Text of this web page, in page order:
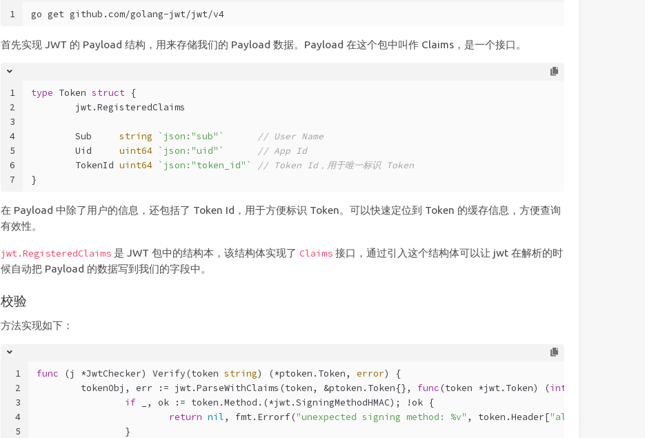
1 go get github.com/golang-jwt/jwt/v4
首先实现 JWT 的 Payload 结构，用来存储我们的 Payload 数据。Payload 在这个包中叫作 Claims，是一个接口。
1
2
3
4
5
6
7
type Token struct {
	jwt.RegisteredClaims
	Sub
string `json:"sub"`
// User Name
	Uid
uint64 `json:"uid"`
// App Id
	TokenId
uint64 `json:"token_id"`
// Token Id，用于唯一标识 Token
}
在 Payload 中除了用户的信息，还包括了 Token Id，用于方便标识 Token。可以快速定位到 Token 的缓存信息，方便查询
有效性。
jwt.RegisteredClaims 是 JWT 包中的结构本，该结构体实现了Claims 接口，通过引入这个结构体可以让 jwt 在解析的时
候自动把 Payload 的数据写到我们的字段中。
校验
方法实现如下：
1
2
3
4
5
func (j *JwtChecker) Verify(token string) (*ptoken.Token, error) {
	tokenObj, err := jwt.ParseWithClaims(token, &ptoken.Token{},
func (token *jwt.Token) (interface
if _, ok := token.Method.(*jwt.SigningMethodHMAC); !ok {
return nil, fmt.Errorf("unexpected signing method: %v" , token.Header["alg"
		}